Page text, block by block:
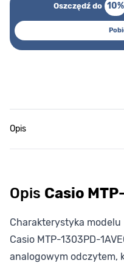
Oszczędź do 10%
Opis
Opis Casio
Charakterystyka modelu
Casio MTP-1303PD-
analogowym odczytem,